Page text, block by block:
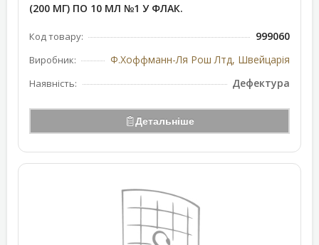
(200 МГ) ПО 10 МЛ №1 У ФЛАК.
Код товару: 999060
Виробник: Ф.Хоффманн-Ля Рош Лтд, Швейцарія
Наявність: Дефектура
Детальніше